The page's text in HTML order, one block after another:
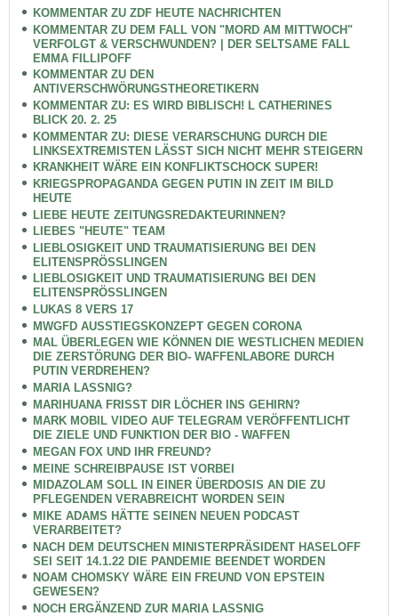
KOMMENTAR ZU ZDF HEUTE NACHRICHTEN
KOMMENTAR ZU DEM FALL VON "MORD AM MITTWOCH"
VERFOLGT & VERSCHWUNDEN? | DER SELTSAME FALL
EMMA FILLIPOFF
KOMMENTAR ZU DEN
ANTIVERSCHWÖRUNGSTHEORETIKERN
KOMMENTAR ZU: ES WIRD BIBLISCH! L CATHERINES
BLICK 20. 2. 25
KOMMENTAR ZU: DIESE VERARSCHUNG DURCH DIE
LINKSEXTREMISTEN LÄSST SICH NICHT MEHR STEIGERN
KRANKHEIT WÄRE EIN KONFLIKTSCHOCK SUPER!
KRIEGSPROPAGANDA GEGEN PUTIN IN ZEIT IM BILD
HEUTE
LIEBE HEUTE ZEITUNGSREDAKTEURINNEN?
LIEBES "HEUTE" TEAM
LIEBLOSIGKEIT UND TRAUMATISIERUNG BEI DEN
ELITENSPRÖSSLINGEN
LIEBLOSIGKEIT UND TRAUMATISIERUNG BEI DEN
ELITENSPRÖSSLINGEN
LUKAS 8 VERS 17
MWGFD AUSSTIEGSKONZEPT GEGEN CORONA
MAL ÜBERLEGEN WIE KÖNNEN DIE WESTLICHEN MEDIEN
DIE ZERSTÖRUNG DER BIO- WAFFENLABORE DURCH
PUTIN VERDREHEN?
MARIA LASSNIG?
MARIHUANA FRISST DIR LÖCHER INS GEHIRN?
MARK MOBIL VIDEO AUF TELEGRAM VERÖFFENTLICHT
DIE ZIELE UND FUNKTION DER BIO - WAFFEN
MEGAN FOX UND IHR FREUND?
MEINE SCHREIBPAUSE IST VORBEI
MIDAZOLAM SOLL IN EINER ÜBERDOSIS AN DIE ZU
PFLEGENDEN VERABREICHT WORDEN SEIN
MIKE ADAMS HÄTTE SEINEN NEUEN PODCAST
VERARBEITET?
NACH DEM DEUTSCHEN MINISTERPRÄSIDENT HASELOFF
SEI SEIT 14.1.22 DIE PANDEMIE BEENDET WORDEN
NOAM CHOMSKY WÄRE EIN FREUND VON EPSTEIN
GEWESEN?
NOCH ERGÄNZEND ZUR MARIA LASSNIG